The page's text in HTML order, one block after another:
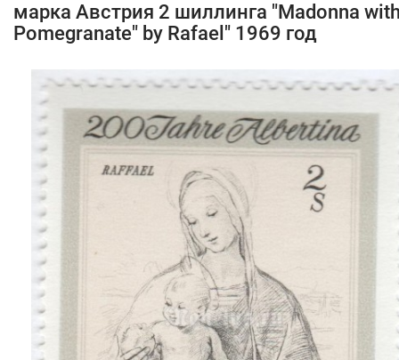
марка Австрия 2 шиллинга "Madonna
Pomegranate" by Rafael" 1969 год